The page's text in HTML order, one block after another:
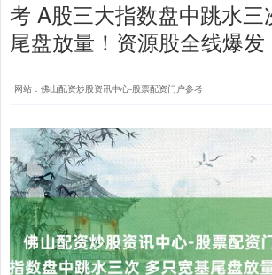
考 A股三大指数盘中跳水三
尾盘放量！资源股全线爆发
网站：佛山配资炒股资讯中心-股票配资门户参考